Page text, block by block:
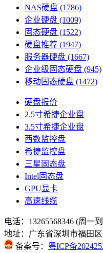
NAS硬盘 (1786)
企业硬盘 (1009)
固态硬盘 (1522)
硬盘推荐 (1947)
服务器硬盘 (1667)
企业级固态硬盘 (945)
移动固态硬盘 (1472)
硬盘报价
2.5寸希捷企业盘
3.5寸希捷企业盘
西数监控盘
希捷监控盘
三星固态盘
Intel固态盘
GPU显卡
高速线缆
电话：13265568346 (周一
地址：广东省深圳市福田
备案号： 粤ICP备